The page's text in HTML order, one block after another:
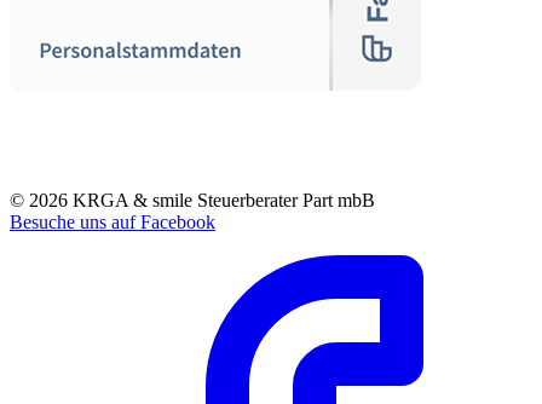
© 2026 KRGA & smile Steuerberater Part mbB
Besuche uns auf Facebook